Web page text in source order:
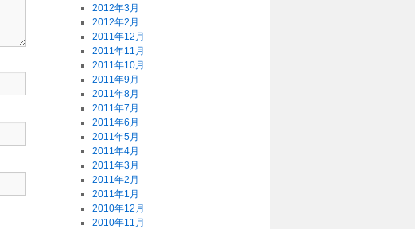
2012年3月
2012年2月
2011年12月
2011年11月
2011年10月
2011年9月
2011年8月
2011年7月
2011年6月
2011年5月
2011年4月
2011年3月
2011年2月
2011年1月
2010年12月
2010年11月